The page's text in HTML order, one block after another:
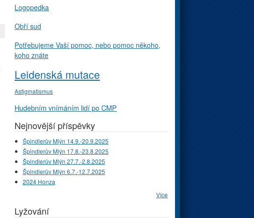
Logopedka
Obří sud
Potřebujeme Vaší pomoc, nebo pomoc někoho,
koho znáte
Leidenská mutace
Astigmatismus
Hudebním vnímáním lidí po CMP
Nejnovější příspěvky
Špindlerův Mlýn 14.9.-20.9.2025
Špindlerův Mlýn 17.8.-23.8.2025
Špindlerův Mlýn 27.7.-2.8.2025
Špindlerův Mlýn 6.7.-12.7.2025
2024 Honza
Více
Lyžování